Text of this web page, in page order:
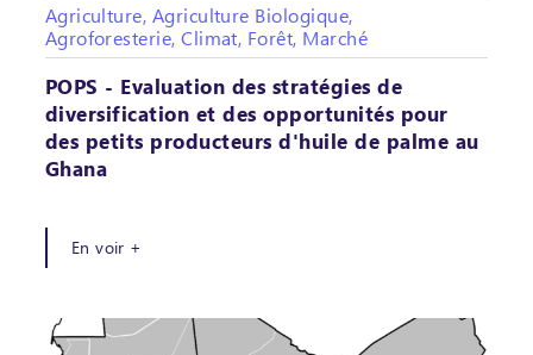
Agriculture, Agriculture Biologique,
Agroforesterie, Climat, Forêt, Marché
POPS - Evaluation des stratégies de
diversification et des opportunités pour
des petits producteurs d'huile de palme au
Ghana
En voir +